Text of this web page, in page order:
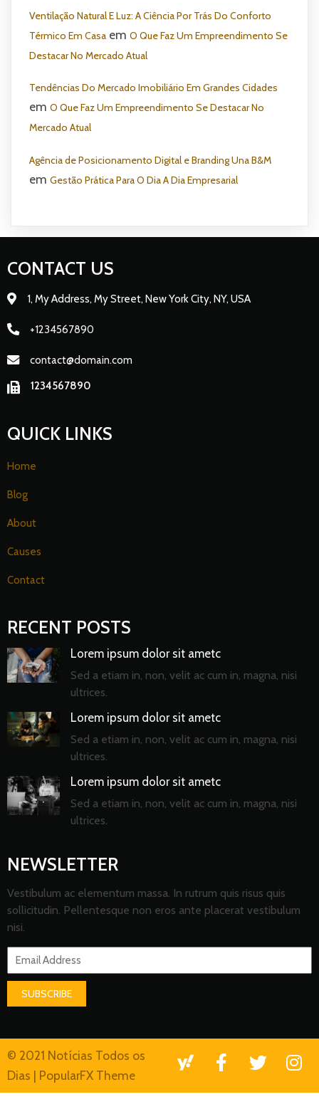
Ventilação Natural E Luz: A Ciência Por Trás Do Conforto
Térmico Em Casa em O Que Faz Um Empreendimento Se
Destacar No Mercado Atual
Tendências Do Mercado Imobiliário Em Grandes Cidades
em O Que Faz Um Empreendimento Se Destacar No
Mercado Atual
Agência de Posicionamento Digital e Branding Una B&M
em Gestão Prática Para O Dia A Dia Empresarial
CONTACT US
1, My Address, My Street, New York City, NY, USA
+1234567890
contact@domain.com
1234567890
QUICK LINKS
Home
Blog
About
Causes
Contact
RECENT POSTS
Lorem ipsum dolor sit ametc
Sed a etiam in, non, velit ac cum in, magna, nisi
ultrices.
Lorem ipsum dolor sit ametc
Sed a etiam in, non, velit ac cum in, magna, nisi
ultrices.
Lorem ipsum dolor sit ametc
Sed a etiam in, non, velit ac cum in, magna, nisi
ultrices.
NEWSLETTER
Vestibulum ac elementum massa. In rutrum quis risus quis
sollicitudin. Pellentesque non eros ante placerat vestibulum
nisi.
SUBSCRIBE
© 2021 Notícias Todos os
Dias | PopularFX Theme